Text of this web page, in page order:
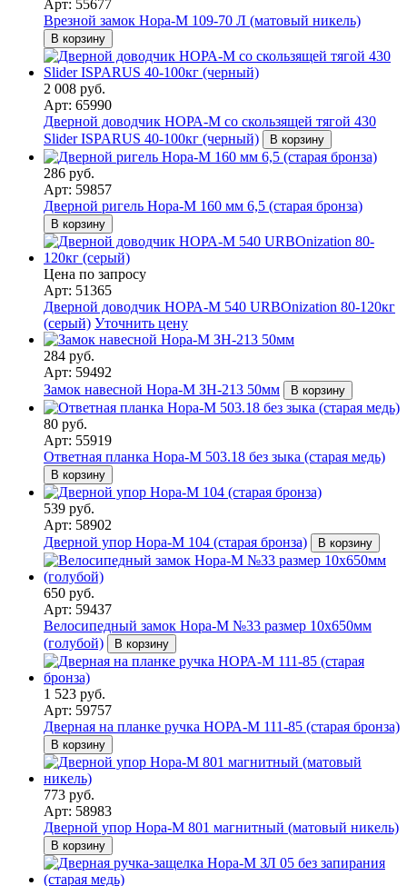
Арт: 55677
Врезной замок Нора-М 109-70 Л (матовый никель)
В корзину
2 008 руб.
Арт: 65990
Дверной доводчик НОРА-M со скользящей тягой 430
Slider ISPARUS 40-100кг (черный)
В корзину
286 руб.
Арт: 59857
Дверной ригель Нора-М 160 мм 6,5 (старая бронза)
В корзину
Цена по запросу
Арт: 51365
Дверной доводчик НОРА-M 540 URBOnization 80-120кг
(серый) Уточнить цену
284 руб.
Арт: 59492
Замок навесной Нора-М ЗН-213 50мм
В корзину
80 руб.
Арт: 55919
Ответная планка Нора-М 503.18 без зыка (старая медь)
В корзину
539 руб.
Арт: 58902
Дверной упор Нора-М 104 (старая бронза)
В корзину
650 руб.
Арт: 59437
Велосипедный замок Нора-М №33 размер 10х650мм
(голубой)
В корзину
1 523 руб.
Арт: 59757
Дверная на планке ручка НОРА-М 111-85 (старая бронза)
В корзину
773 руб.
Арт: 58983
Дверной упор Нора-М 801 магнитный (матовый никель)
В корзину